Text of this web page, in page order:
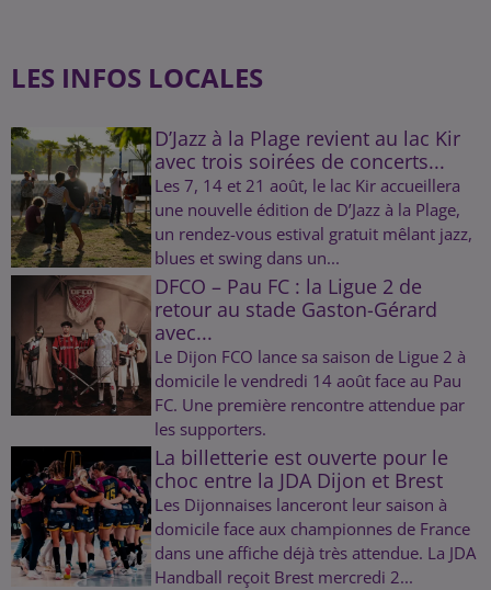
LES INFOS LOCALES
D’Jazz à la Plage revient au lac Kir
avec trois soirées de concerts...
Les 7, 14 et 21 août, le lac Kir accueillera
une nouvelle édition de D’Jazz à la Plage,
un rendez-vous estival gratuit mêlant jazz,
blues et swing dans un...
DFCO – Pau FC : la Ligue 2 de
retour au stade Gaston-Gérard
avec...
Le Dijon FCO lance sa saison de Ligue 2 à
domicile le vendredi 14 août face au Pau
FC. Une première rencontre attendue par
les supporters.
La billetterie est ouverte pour le
choc entre la JDA Dijon et Brest
Les Dijonnaises lanceront leur saison à
domicile face aux championnes de France
dans une affiche déjà très attendue. La JDA
Handball reçoit Brest mercredi 2...